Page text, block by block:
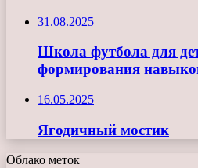
31.08.2025
Школа футбола для
формирования
16.05.2025
Ягодичный мостик
Облако меток